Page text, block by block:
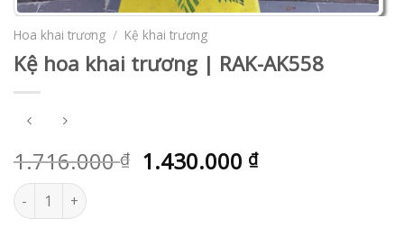
Hoa khai trương / Kệ khai trương
Kệ hoa khai trương | RAK-AK558
1.716.000₫ 1.430.000 ₫
Kệ hoa khai trương | RAK-AK558 số lượng